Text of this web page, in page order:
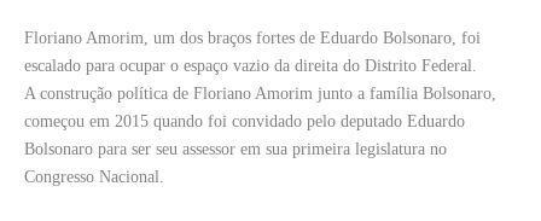
Floriano Amorim, um dos braços fortes de Eduardo Bolsonaro, foi
escalado para ocupar o espaço vazio da direita do Distrito Federal.
A construção política de Floriano Amorim junto a família Bolsonaro,
começou em 2015 quando foi convidado pelo deputado Eduardo
Bolsonaro para ser seu assessor em sua primeira legislatura no
Congresso Nacional.